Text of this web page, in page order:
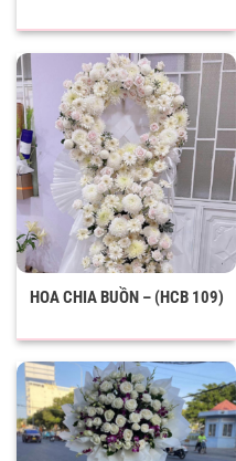
HOA CHIA BUỒN – (HCB 109)